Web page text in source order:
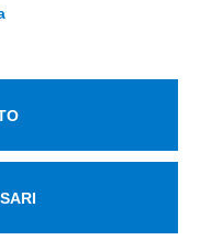
tu ne sia felice.